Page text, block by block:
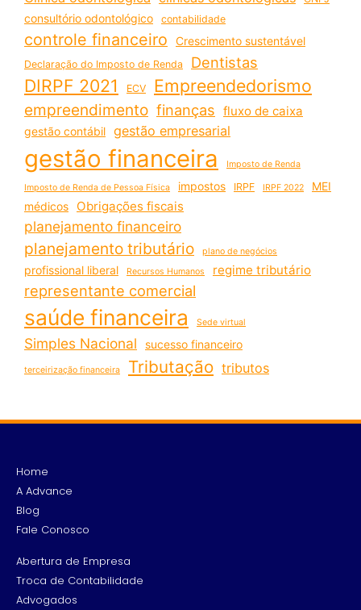
consultório odontológico contabilidade
controle financeiro Crescimento sustentável
Declaração do Imposto de Renda Dentistas
DIRPF 2021 ECV Empreendedorismo
empreendimento finanças fluxo de caixa
gestão contábil gestão empresarial
gestão financeira Imposto de Renda
Imposto de Renda de Pessoa Física impostos IRPF IRPF 2022
MEI
médicos
Obrigações fiscais
planejamento financeiro
planejamento tributário plano de negócios
profissional liberal Recursos Humanos regime tributário
representante comercial
saúde financeira Sede virtual
Simples Nacional sucesso financeiro
terceirização financeira Tributação tributos
Home
A Advance
Blog
Fale Conosco
Abertura de Empresa
Troca de Contabilidade
Advogados